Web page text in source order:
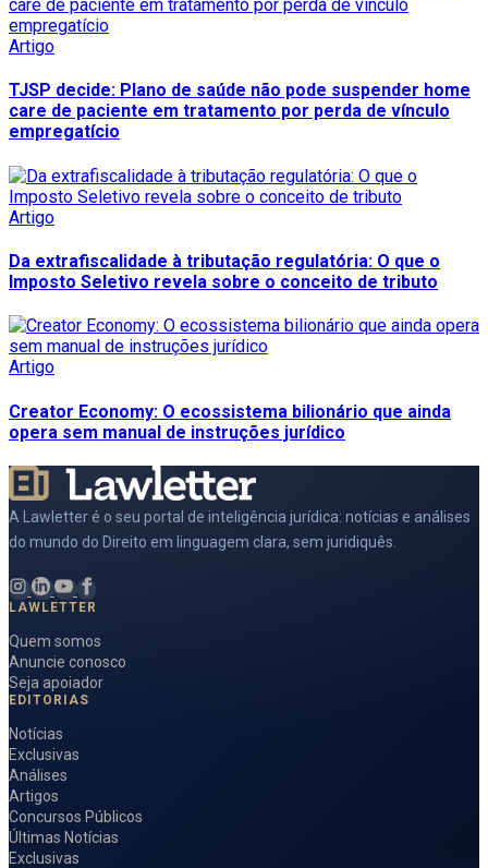
Artigo
TJSP decide: Plano de saúde não pode suspender home
care de paciente em tratamento por perda de vínculo
empregatício
Artigo
Da extrafiscalidade à tributação regulatória: O que o
Imposto Seletivo revela sobre o conceito de tributo
Artigo
Creator Economy: O ecossistema bilionário que ainda
opera sem manual de instruções jurídico
A Lawletter é o seu portal de inteligência jurídica: notícias e análises
do mundo do Direito em linguagem clara, sem juridiquês.
LAWLETTER
Quem somos
Anuncie conosco
Seja apoiador
EDITORIAS
Notícias
Exclusivas
Análises
Artigos
Concursos Públicos
Últimas Notícias
Exclusivas